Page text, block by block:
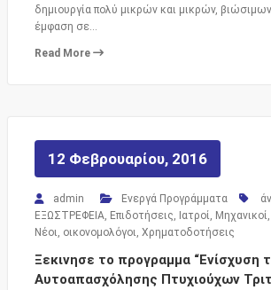
δημιουργία πολύ μικρών και μικρών,
έμφαση σε…
Read More
12 Φεβρουαρίου, 2016
admin Ενεργά Προγράμματα
ΕΞΩΣΤΡΕΦΕΙΑ Επιδοτήσεις Ιατροί Μηχανικοί
Νέοι
οικονομολόγοι Χρηματοδοτήσεις
Ξεκινησε το προγραμμα “Ενίσχυση
Αυτοαπασχόλησης Πτυχιούχων